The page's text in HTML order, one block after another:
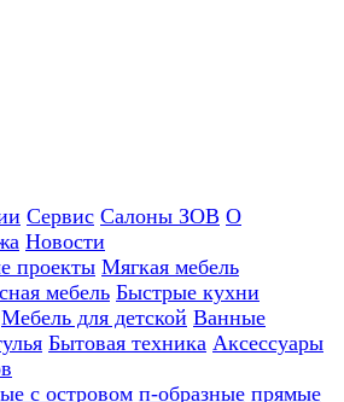
Сервис Салоны ЗОВ О
Новости
проекты Мягкая мебель
мебель Быстрые кухни
Мебель для детской Ванные
Бытовая техника Аксессуары
с островом п-образные прямые